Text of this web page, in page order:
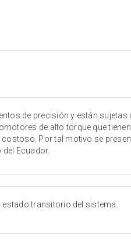
de precisión y están sujetas
de alto torque que
Por tal motivo se
Ecuador.
transitorio del sistema.